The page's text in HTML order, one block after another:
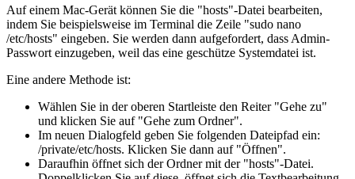
Auf einem Mac-Gerät können Sie die "hosts"-Datei bearbeiten,
indem Sie beispielsweise im Terminal die Zeile "sudo nano
/etc/hosts" eingeben. Sie werden dann aufgefordert, dass Admin-
Passwort einzugeben, weil das eine geschütze Systemdatei ist.
Eine andere Methode ist:
Wählen Sie in der oberen Startleiste den Reiter "Gehe zu"
und klicken Sie auf "Gehe zum Ordner".
Im neuen Dialogfeld geben Sie folgenden Dateipfad ein:
/private/etc/hosts. Klicken Sie dann auf "Öffnen".
Daraufhin öffnet sich der Ordner mit der "hosts"-Datei.